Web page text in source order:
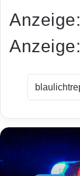
Anzeige:
Anzeige: